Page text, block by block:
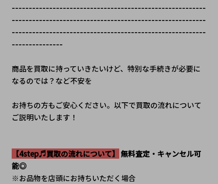
---------------------------------------------------------
---------------------------------------------------------
---------------------------------------------------------
---------------
商品を買取に持っていきたいけど、特別な手続きが必要に
なるのでは？など不安を
お持ちの方もご安心ください。以下で買取の流れについて
ご説明いたします！
【4step♬買取の流れについて】 無料査定・キャンセル可
能◎
※お品物を店頭にお持ちいただく場合